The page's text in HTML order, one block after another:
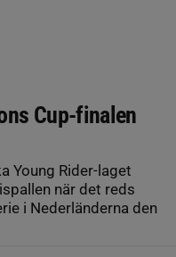
Cup-finalen
Young Rider-laget
när det reds
i Nederländerna den